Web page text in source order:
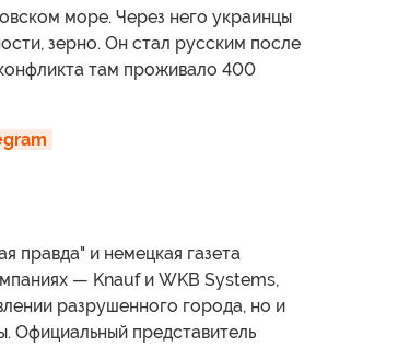
море. Через него украинцы
зерно. Он стал русским после
там проживало 400
правда" и немецкая газета
— Knauf и WKB Systems,
разрушенного города, но и
Официальный представитель